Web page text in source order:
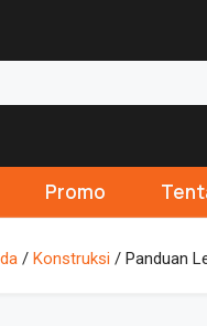
Promo
/ Konstruksi / Panduan